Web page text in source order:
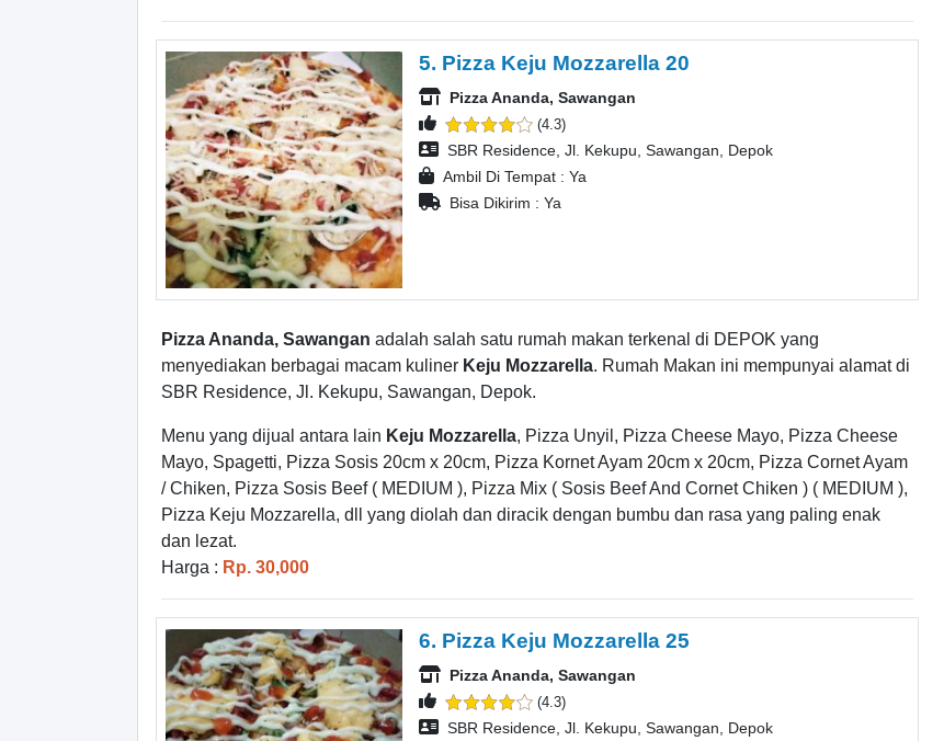
5. Pizza Keju Mozzarella 20
Pizza Ananda, Sawangan
(4.3)
SBR Residence, Jl. Kekupu, Sawangan, Depok
Ambil Di Tempat : Ya
Bisa Dikirim : Ya
Pizza Ananda, Sawangan adalah salah satu rumah makan terkenal di DEPOK yang
menyediakan berbagai macam kuliner Keju Mozzarella. Rumah Makan ini mempunyai alamat di
SBR Residence, Jl. Kekupu, Sawangan, Depok.
Menu yang dijual antara lain Keju Mozzarella, Pizza Unyil, Pizza Cheese Mayo, Pizza Cheese
Mayo, Spagetti, Pizza Sosis 20cm x 20cm, Pizza Kornet Ayam 20cm x 20cm, Pizza Cornet Ayam
/ Chiken, Pizza Sosis Beef ( MEDIUM ), Pizza Mix ( Sosis Beef And Cornet Chiken ) ( MEDIUM ),
Pizza Keju Mozzarella, dll yang diolah dan diracik dengan bumbu dan rasa yang paling enak
dan lezat.
Harga : Rp. 30,000
6. Pizza Keju Mozzarella 25
Pizza Ananda, Sawangan
(4.3)
SBR Residence, Jl. Kekupu, Sawangan, Depok